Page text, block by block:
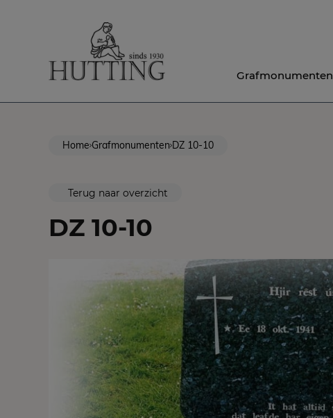
Grafmonumenten
Home Grafmonumenten DZ 10-10
Terug naar overzicht
DZ 10-10